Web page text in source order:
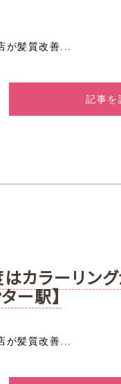
が髪質改善...
記事を
カラーリン
ー駅】
が髪質改善...